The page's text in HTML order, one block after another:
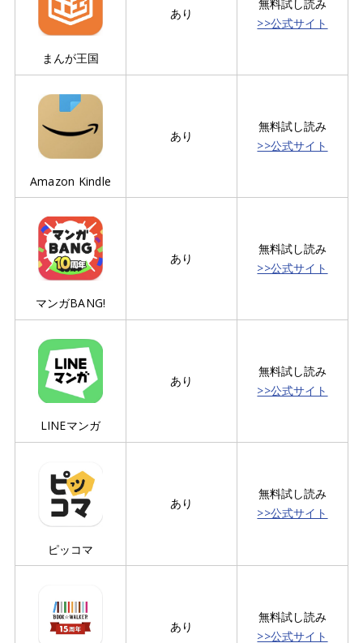
まんが王国
あり
無料試し読み
>>公式サイト
Amazon Kindle
あり
無料試し読み
>>公式サイト
マンガBANG!
あり
無料試し読み
>>公式サイト
LINEマンガ
あり
無料試し読み
>>公式サイト
ピッコマ
あり
無料試し読み
>>公式サイト
あり
無料試し読み
>>公式サイト